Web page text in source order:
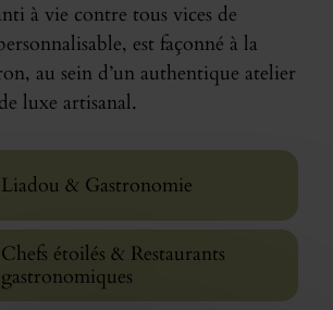
à vie contre tous vices de
est façonné à la
au sein d’un authentique atelier
luxe artisanal.
Liadou & Gastronomie
Chefs étoilés & Restaurants
gastronomiques